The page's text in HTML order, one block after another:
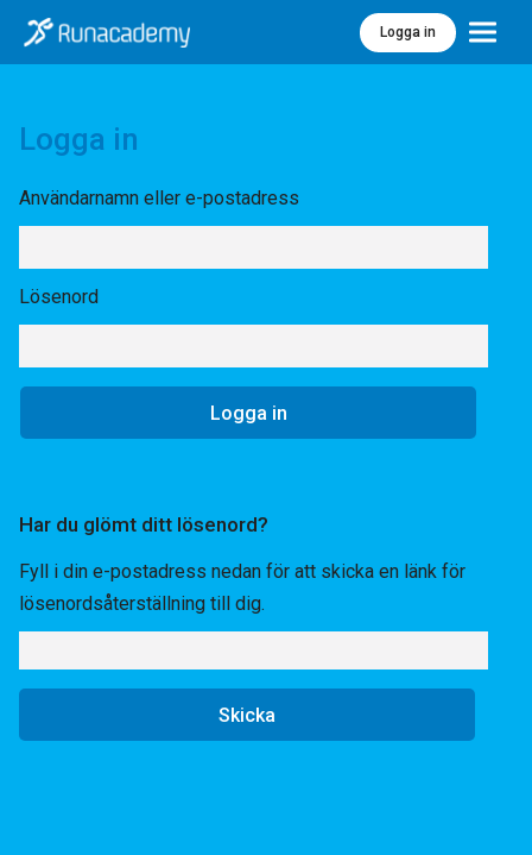
Logga in Meny
Logga in
Användarnamn eller e-postadress
Lösenord
Har du glömt ditt lösenord?
Fyll i din e-postadress nedan för att skicka en länk för
lösenordsåterställning till dig.